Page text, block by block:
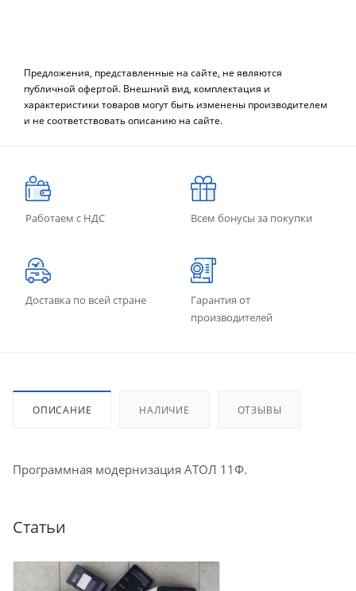
Предложения, представленные на сайте, не являются
публичной офертой. Внешний вид, комплектация и
характеристики товаров могут быть изменены производителем
и не соответствовать описанию на сайте.
Работаем с НДС Всем бонусы за покупки
Доставка по всей стране
Гарантия от
производителей
ОПИСАНИЕ НАЛИЧИЕ ОТЗЫВЫ
Программная модернизация АТОЛ 11Ф.
Статьи